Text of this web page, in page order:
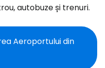
autobuze și trenuri.
Aeroportului din